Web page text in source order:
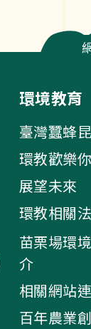
環境教育
臺灣蠶蜂
環教歡樂
展望未來
環教相關
苗栗場環
介
相關網站
百年農業